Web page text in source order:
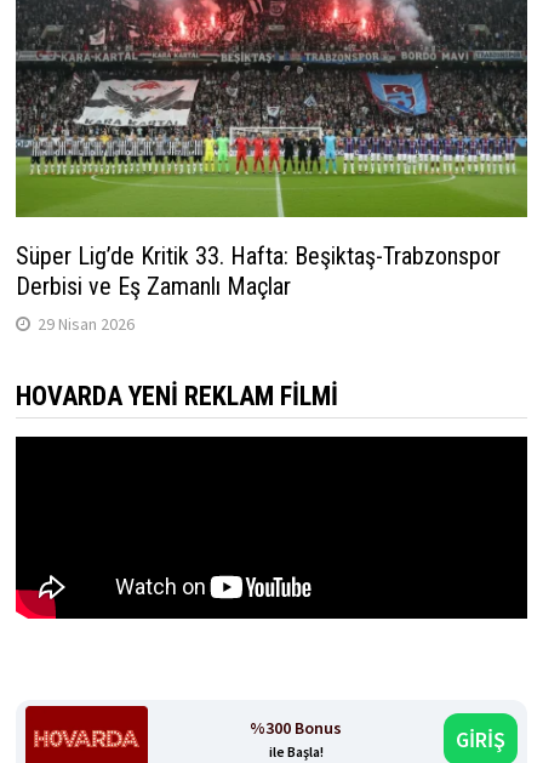
Süper Lig’de Kritik 33. Hafta: Beşiktaş-Trabzonspor
Derbisi ve Eş Zamanlı Maçlar
29 Nisan 2026
HOVARDA YENI REKLAM FILMI
%300 Bonus
ile Başla! GİRİŞ